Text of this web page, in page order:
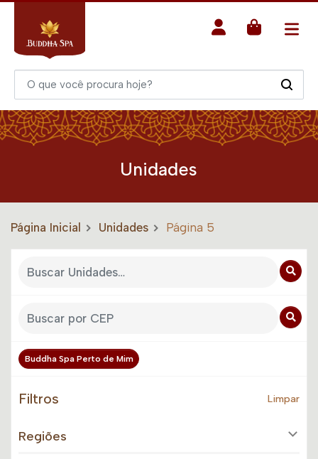
Unidades
Página Inicial Unidades Página 5
Buddha Spa Perto de Mim
Filtros Limpar
Regiões